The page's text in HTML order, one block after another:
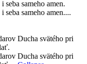
seba sameho amen.
seba sameho amen....
Ducha svätého pri
Ducha svätého pri